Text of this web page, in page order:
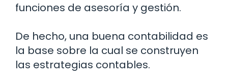
funciones de asesoría y gestión.
De hecho, una buena contabilidad es
la base sobre la cual se construyen
las estrategias contables.